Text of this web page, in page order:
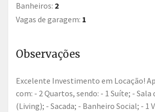
Banheiros: 2
Vagas de garagem: 1
Observações
Excelente Investimento em Locação! Apartamento
com: - 2 Quartos, sendo: - 1 Suíte; -
(Living); - Sacada; - Banheiro Social; - 1